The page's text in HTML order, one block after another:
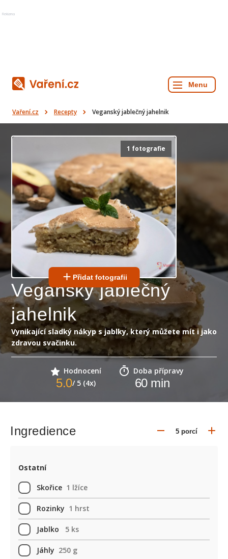
Reklama
Vaření.cz Recepty Veganský jablečný jahelnik
1 fotografie
Přidat fotografii
Veganský jablečný
jahelnik
Vynikající sladký nákyp s jablky, který můžete mít i jako
zdravou svačinku.
Hodnocení
5.0/ 5 (4x)
Doba přípravy
60min
Ingredience
Ostatní
Skořice 1 lžíce
Rozinky 1 hrst
Jablko 5 ks
Jáhly 250 g